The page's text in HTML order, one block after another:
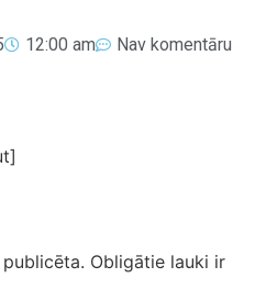
12:00 am Nav komentāru
Obligātie lauki ir